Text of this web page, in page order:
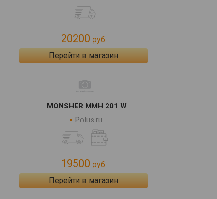
20200 руб.
Перейти в магазин
MONSHER MMH 201 W
Polus.ru
19500 руб.
Перейти в магазин